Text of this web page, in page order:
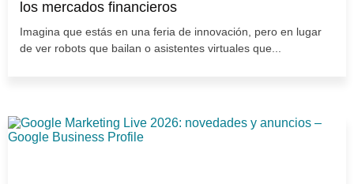
los mercados financieros
Imagina que estás en una feria de innovación, pero en lugar
de ver robots que bailan o asistentes virtuales que...